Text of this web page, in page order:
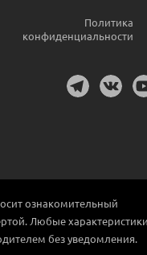
Политика
конфиденциальности
ознакомительный
Любые
без уведомления.